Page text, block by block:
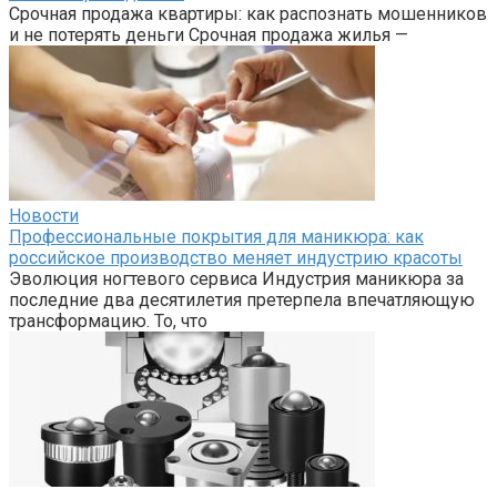
Срочная продажа квартиры: как распознать мошенников
и не потерять деньги Срочная продажа жилья —
Новости
Профессиональные покрытия для маникюра: как
российское производство меняет индустрию красоты
Эволюция ногтевого сервиса Индустрия маникюра за
последние два десятилетия претерпела впечатляющую
трансформацию. То, что